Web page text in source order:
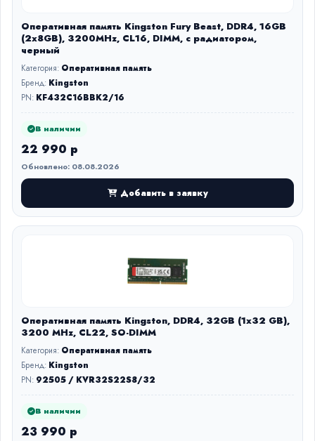
Оперативная память Kingston Fury Beast, DDR4, 16GB
(2x8GB), 3200MHz, CL16, DIMM, с радиатором,
черный
Категория: Оперативная память
Бренд: Kingston
PN: KF432C16BBK2/16
В наличии
22 990 р
Обновлено: 08.08.2026
Добавить в заявку
Оперативная память Kingston, DDR4, 32GB (1x32 GB),
3200 MHz, CL22, SO-DIMM
Категория: Оперативная память
Бренд: Kingston
PN: 92505 / KVR32S22S8/32
В наличии
23 990 р